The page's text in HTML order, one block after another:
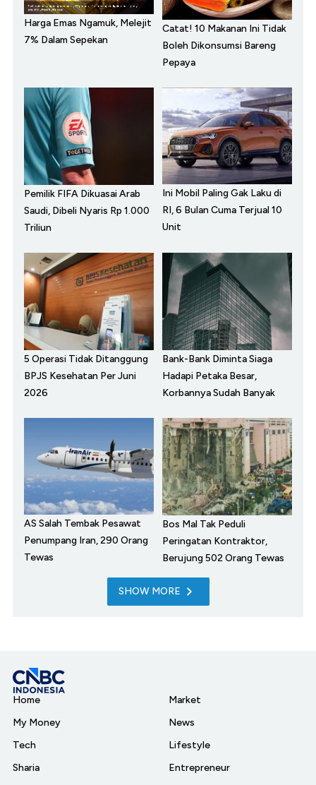
Harga Emas Ngamuk, Melejit
7% Dalam Sepekan
Catat! 10 Makanan Ini Tidak
Boleh Dikonsumsi Bareng
Pepaya
Pemilik FIFA Dikuasai Arab
Saudi, Dibeli Nyaris Rp 1.000
Triliun
Ini Mobil Paling Gak Laku di
RI, 6 Bulan Cuma Terjual 10
Unit
5 Operasi Tidak Ditanggung
BPJS Kesehatan Per Juni
2026
Bank-Bank Diminta Siaga
Hadapi Petaka Besar,
Korbannya Sudah Banyak
AS Salah Tembak Pesawat
Penumpang Iran, 290 Orang
Tewas
Bos Mal Tak Peduli
Peringatan Kontraktor,
Berujung 502 Orang Tewas
SHOW MORE
Home
My Money
Tech
Sharia
Market
News
Lifestyle
Entrepreneur